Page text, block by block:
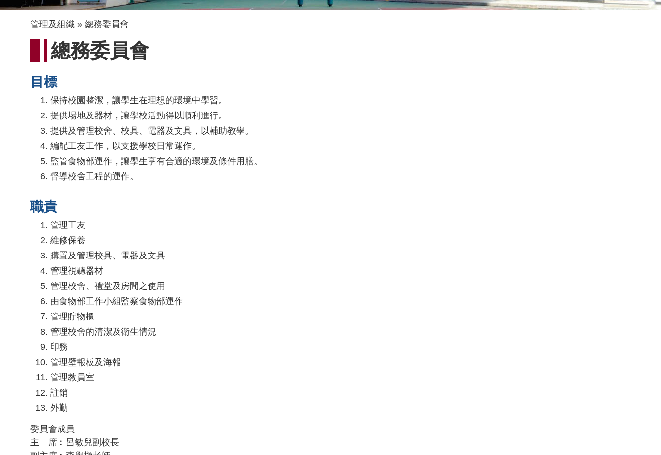
導
航
結
管理及組織 總務委員會
總務委員會
目標
保持校園整潔，讓學生在理想的環境中學習。
提供場地及器材，讓學校活動得以順利進行。
提供及管理校舍、校具、電器及文具，以輔助教學。
編配工友工作，以支援學校日常運作。
監管食物部運作，讓學生享有合適的環境及條件用膳。
督導校舍工程的運作。
職責
管理工友
維修保養
購置及管理校具、電器及文具
管理視聽器材
管理校舍、禮堂及房間之使用
由食物部工作小組監察食物部運作
管理貯物櫃
管理校舍的清潔及衛生情況
印務
管理壁報板及海報
管理教員室
註銷
外勤
委員會成員
主 席︰呂敏兒副校長